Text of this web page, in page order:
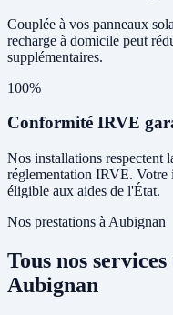
Couplée à vos panneaux
recharge à domicile peut
supplémentaires.
100%
Conformité IRVE
Nos installations respectent
réglementation IRVE. Votre
éligible aux aides de l'État.
Nos prestations à Aubignan
Tous nos
Aubignan